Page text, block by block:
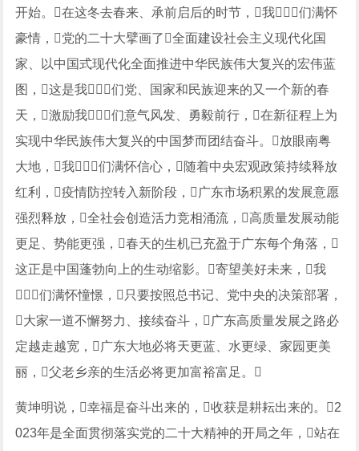
开始。在这冬去春来、承前启后的时节，我们满怀
豪情，党的二十大擘画了全面建设社会主义现代化国
家、以中国式现代化全面推进中华民族伟大复兴的宏伟蓝
图，这是我们党、国家和民族迎来的又一个新的春
天，激励我们意气风发、勇毅前行，在新征程上为
实现中华民族伟大复兴的中国梦而团结奋斗。放眼南粤
大地，我们满怀信心，随着中央宏观政策持续释放
红利，疫情防控转入新阶段，广东市场积累的发展意愿
强烈释放，全社会创造活力竞相涌流，高质量发展动能
更足、势能更强，春天的生机已充盈于广东每个角落，
这正是中国蓬勃向上的生动缩影。寄望美好未来，我
们满怀憧憬，只要按照总书记、党中央的决策部署，
大家一道不懈努力、接续奋斗，广东高质量发展之路必
定越走越宽，广东大地必将天更蓝、水更绿、家园更美
丽，父老乡亲的生活必将更加富裕富足。
黄坤明说，幸福是奋斗出来的，收获是耕耘出来的。2
023年是全面贯彻落实党的二十大精神的开局之年，站在